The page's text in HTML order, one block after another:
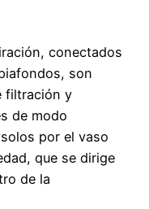
conectados
son
filtración y
de modo
por el vaso
que se dirige
de la